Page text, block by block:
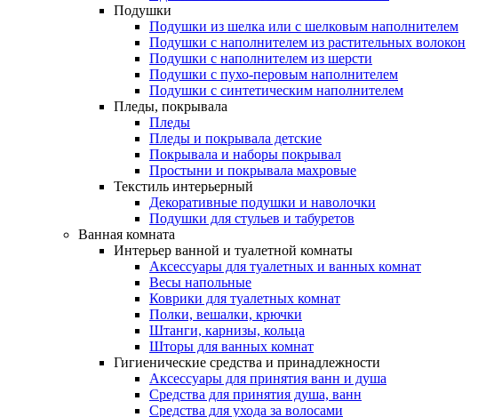
Подушки
Подушки из шелка или с шелковым наполнителем
Подушки с наполнителем из растительных волокон
Подушки с наполнителем из шерсти
Подушки с пухо-перовым наполнителем
Подушки с синтетическим наполнителем
Пледы, покрывала
Пледы
Пледы и покрывала детские
Покрывала и наборы покрывал
Простыни и покрывала махровые
Текстиль интерьерный
Декоративные подушки и наволочки
Подушки для стульев и табуретов
Ванная комната
Интерьер ванной и туалетной комнаты
Аксессуары для туалетных и ванных комнат
Весы напольные
Коврики для туалетных комнат
Полки, вешалки, крючки
Штанги, карнизы, кольца
Шторы для ванных комнат
Гигиенические средства и принадлежности
Аксессуары для принятия ванн и душа
Средства для принятия душа, ванн
Средства для ухода за волосами